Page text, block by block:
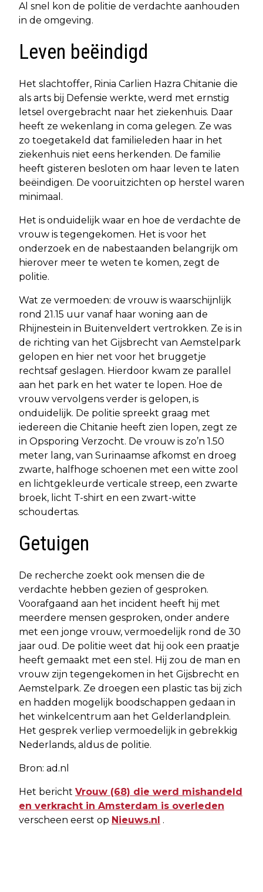
Al snel kon de politie de verdachte aanhouden
in de omgeving.
Leven beëindigd
Het slachtoffer, Rinia Carlien Hazra Chitanie die
als arts bij Defensie werkte, werd met ernstig
letsel overgebracht naar het ziekenhuis. Daar
heeft ze wekenlang in coma gelegen. Ze was
zo toegetakeld dat familieleden haar in het
ziekenhuis niet eens herkenden. De familie
heeft gisteren besloten om haar leven te laten
beëindigen. De vooruitzichten op herstel waren
minimaal.
Het is onduidelijk waar en hoe de verdachte de
vrouw is tegengekomen. Het is voor het
onderzoek en de nabestaanden belangrijk om
hierover meer te weten te komen, zegt de
politie.
Wat ze vermoeden: de vrouw is waarschijnlijk
rond 21.15 uur vanaf haar woning aan de
Rhijnestein in Buitenveldert vertrokken. Ze is in
de richting van het Gijsbrecht van Aemstelpark
gelopen en hier net voor het bruggetje
rechtsaf geslagen. Hierdoor kwam ze parallel
aan het park en het water te lopen. Hoe de
vrouw vervolgens verder is gelopen, is
onduidelijk. De politie spreekt graag met
iedereen die Chitanie heeft zien lopen, zegt ze
in Opsporing Verzocht. De vrouw is zo’n 1.50
meter lang, van Surinaamse afkomst en droeg
zwarte, halfhoge schoenen met een witte zool
en lichtgekleurde verticale streep, een zwarte
broek, licht T-shirt en een zwart-witte
schoudertas.
Getuigen
De recherche zoekt ook mensen die de
verdachte hebben gezien of gesproken.
Voorafgaand aan het incident heeft hij met
meerdere mensen gesproken, onder andere
met een jonge vrouw, vermoedelijk rond de 30
jaar oud. De politie weet dat hij ook een praatje
heeft gemaakt met een stel. Hij zou de man en
vrouw zijn tegengekomen in het Gijsbrecht en
Aemstelpark. Ze droegen een plastic tas bij zich
en hadden mogelijk boodschappen gedaan in
het winkelcentrum aan het Gelderlandplein.
Het gesprek verliep vermoedelijk in gebrekkig
Nederlands, aldus de politie.
Bron: ad.nl
Het bericht Vrouw (68) die werd mishandeld
en verkracht in Amsterdam is overleden
verscheen eerst op Nieuws.nl .